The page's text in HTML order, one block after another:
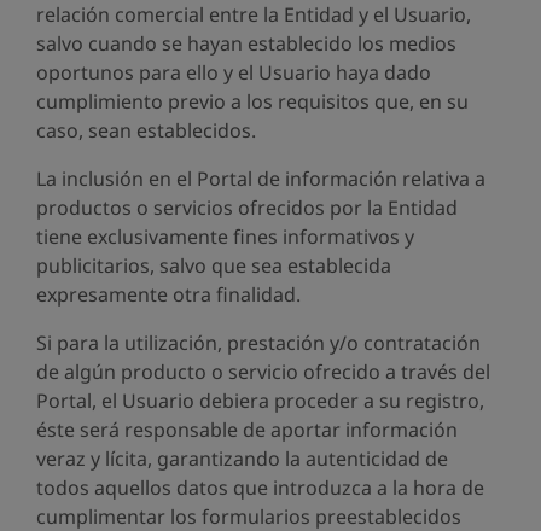
relación comercial entre la Entidad y el Usuario,
salvo cuando se hayan establecido los medios
oportunos para ello y el Usuario haya dado
cumplimiento previo a los requisitos que, en su
caso, sean establecidos.
La inclusión en el Portal de información relativa a
productos o servicios ofrecidos por la Entidad
tiene exclusivamente fines informativos y
publicitarios, salvo que sea establecida
expresamente otra finalidad.
Si para la utilización, prestación y/o contratación
de algún producto o servicio ofrecido a través del
Portal, el Usuario debiera proceder a su registro,
éste será responsable de aportar información
veraz y lícita, garantizando la autenticidad de
todos aquellos datos que introduzca a la hora de
cumplimentar los formularios preestablecidos